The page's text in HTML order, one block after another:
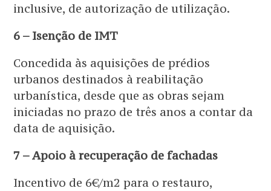
inclusive, de autorização de utilização.
6 – Isenção de IMT
Concedida às aquisições de prédios
urbanos destinados à reabilitação
urbanística, desde que as obras sejam
iniciadas no prazo de três anos a contar da
data de aquisição.
7 – Apoio à recuperação de fachadas
Incentivo de 6€/m2 para o restauro,